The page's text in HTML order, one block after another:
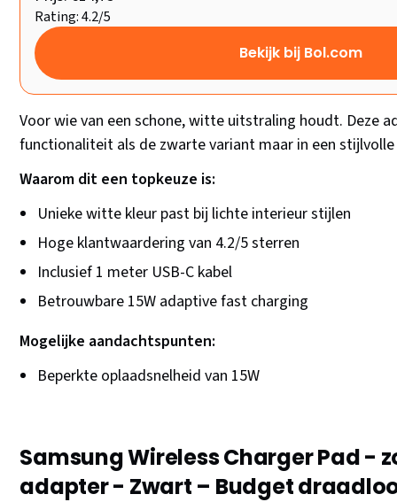
Rating: 4.2/5
Bekijk bij Bol.com
Voor wie van een schone, witte uitstraling houdt. Deze
functionaliteit als de zwarte variant maar in een
Waarom dit een topkeuze is:
Unieke witte kleur past bij lichte interieur stijlen
Hoge klantwaardering van 4.2/5 sterren
Inclusief 1 meter USB-C kabel
Betrouwbare 15W adaptive fast charging
Mogelijke aandachtspunten:
Beperkte oplaadsnelheid van 15W
Samsung Wireless Charger Pad -
adapter - Zwart – Budget